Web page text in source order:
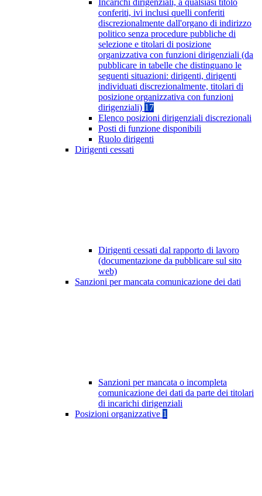
Incarichi dirigenziali, a qualsiasi titolo
conferiti, ivi inclusi quelli conferiti
discrezionalmente dall'organo di indirizzo
politico senza procedure pubbliche di
selezione e titolari di posizione
organizzativa con funzioni dirigenziali (da
pubblicare in tabelle che distinguano le
seguenti situazioni: dirigenti, dirigenti
individuati discrezionalmente, titolari di
posizione organizzativa con funzioni
dirigenziali) 17
Elenco posizioni dirigenziali discrezionali
Posti di funzione disponibili
Ruolo dirigenti
Dirigenti cessati
Dirigenti cessati dal rapporto di lavoro
(documentazione da pubblicare sul sito
web)
Sanzioni per mancata comunicazione dei dati
Sanzioni per mancata o incompleta
comunicazione dei dati da parte dei titolari
di incarichi dirigenziali
Posizioni organizzative 1